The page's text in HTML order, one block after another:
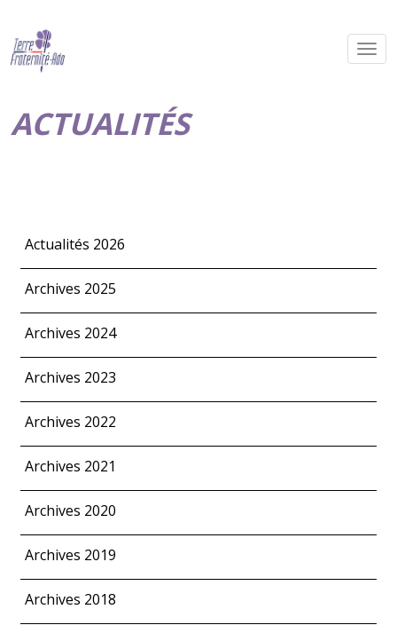
ACTUALITÉS
Actualités 2026
Archives 2025
Archives 2024
Archives 2023
Archives 2022
Archives 2021
Archives 2020
Archives 2019
Archives 2018